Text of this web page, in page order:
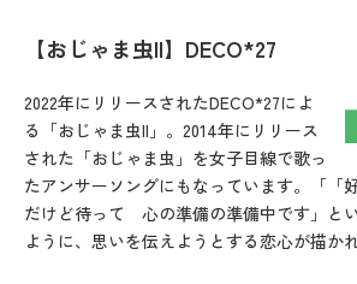
【おじゃま虫II】DECO*27
2022年にリリースされたDECO*27によ
る「おじゃま虫II」。2014年にリリース
された「おじゃま虫」を女子目線で歌っ
たアンサーソングにもなっています。「「
だけど待って 心の準備の準備中です」と
ように、思いを伝えようとする恋心が描か